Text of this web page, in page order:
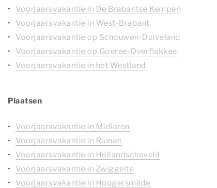
Voorjaarsvakantie in De Brabantse Kempen
Voorjaarsvakantie in West-Brabant
Voorjaarsvakantie op Schouwen-Duiveland
Voorjaarsvakantie op Goeree-Overflakkee
Voorjaarsvakantie in het Westland
Plaatsen
Voorjaarsvakantie in Midlaren
Voorjaarsvakantie in Ruinen
Voorjaarsvakantie in Hollandscheveld
Voorjaarsvakantie in Zwiggelte
Voorjaarsvakantie in Hoogersmilde